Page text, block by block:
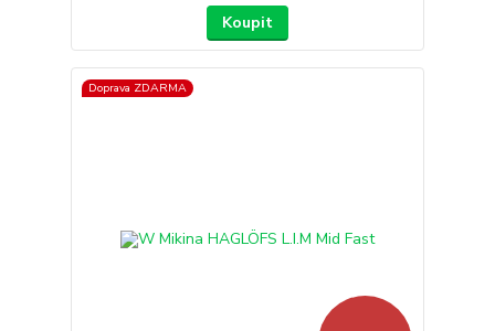
Koupit
Doprava ZDARMA